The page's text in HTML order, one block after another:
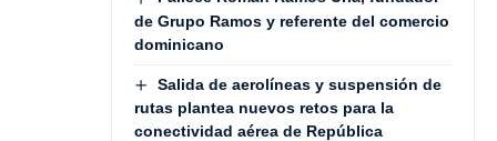
de Grupo Ramos y referente del comercio
dominicano
Salida de aerolíneas y suspensión de
rutas plantea nuevos retos para la
conectividad aérea de República